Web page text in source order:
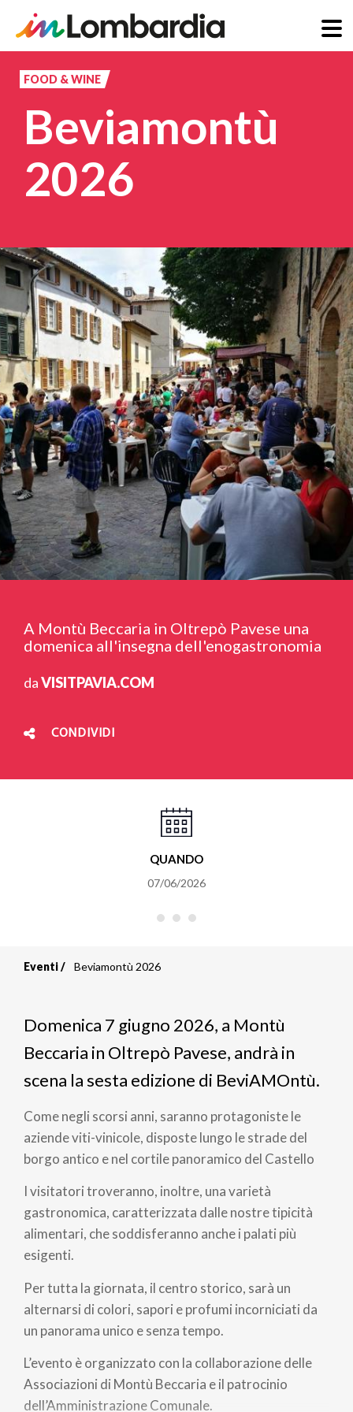
principale
FOOD & WINE
Beviamontù
2026
A Montù Beccaria in Oltrepò Pavese una
domenica all'insegna dell'enogastronomia
daVISITPAVIA.COM
CONDIVIDI
QUANDO
07/06/2026
di
pane
Eventi Beviamontù 2026
Domenica 7 giugno 2026, a Montù
Beccaria in Oltrepò Pavese, andrà in
scena la sesta edizione di BeviAMOntù.
Come negli scorsi anni, saranno protagoniste le
aziende viti-vinicole, disposte lungo le strade del
borgo antico e nel cortile panoramico del Castello
I visitatori troveranno, inoltre, una varietà
gastronomica, caratterizzata dalle nostre tipicità
alimentari, che soddisferanno anche i palati più
esigenti.
Per tutta la giornata, il centro storico, sarà un
alternarsi di colori, sapori e profumi incorniciati da
un panorama unico e senza tempo.
L’evento è organizzato con la collaborazione delle
Associazioni di Montù Beccaria e il patrocinio
dell’Amministrazione Comunale.